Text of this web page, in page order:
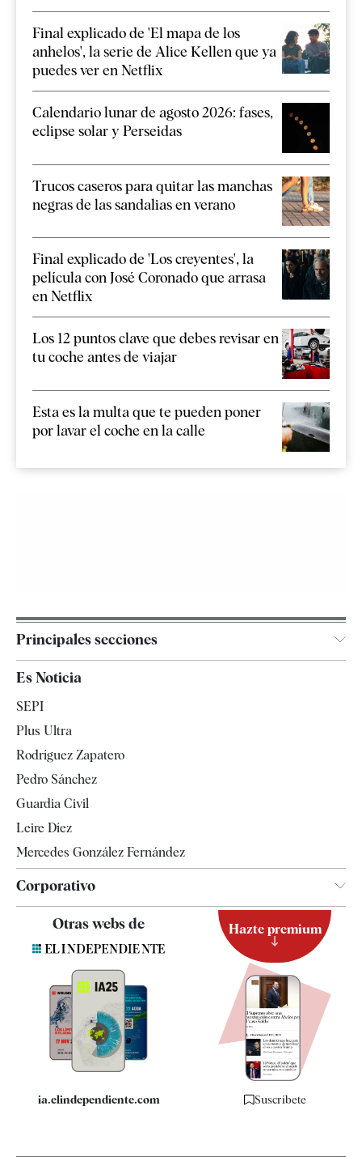
Final explicado de 'El mapa de los
anhelos', la serie de Alice Kellen que ya
puedes ver en Netflix
Calendario lunar de agosto 2026: fases,
eclipse solar y Perseidas
Trucos caseros para quitar las manchas
negras de las sandalias en verano
Final explicado de 'Los creyentes', la
película con José Coronado que arrasa
en Netflix
Los 12 puntos clave que debes revisar en
tu coche antes de viajar
Esta es la multa que te pueden poner
por lavar el coche en la calle
Principales secciones
España
Televisión
Es Noticia
SEPI
Plus Ultra
Rodríguez Zapatero
Pedro Sánchez
Guardia Civil
Leire Díez
Mercedes González Fernández
Corporativo
Contacto
Quiénes somos
Especificaciones
Otras webs de
ia.elindependiente.com
Hazte premium
Suscríbete